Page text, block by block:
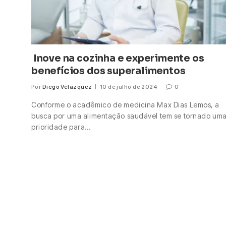
Inove na cozinha e experimente os
benefícios dos superalimentos
Por Diego Velázquez 10 de julho de 2024 0
Conforme o acadêmico de medicina Max Dias Lemos, a
busca por uma alimentação saudável tem se tornado
prioridade para…